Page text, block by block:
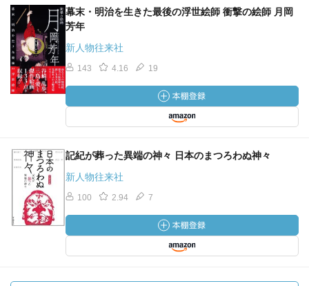
幕末・明治を生きた最後の浮世絵師 衝撃の絵師 月岡
芳年
新人物往来社
143 4.16 19
記紀が葬った異端の神々 日本のまつろわぬ神々
新人物往来社
100 2.94 7